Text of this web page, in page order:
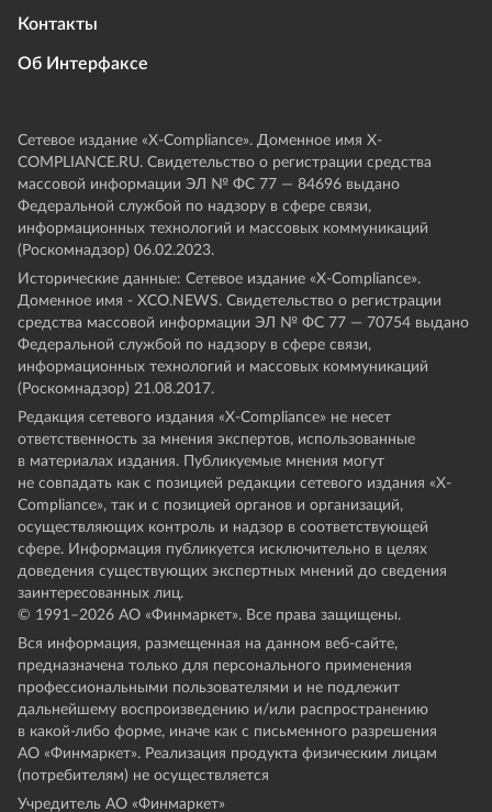
Контакты
Об Интерфаксе
Сетевое издание «Х-Compliance». Доменное имя X-
COMPLIANCE.RU. Свидетельство о регистрации средства
массовой информации ЭЛ № ФС 77 — 84696 выдано
Федеральной службой по надзору в сфере связи,
информационных технологий и массовых коммуникаций
(Роскомнадзор) 06.02.2023.
Исторические данные: Сетевое издание «Х-Compliance».
Доменное имя - XCO.NEWS. Свидетельство о регистрации
средства массовой информации ЭЛ № ФС 77 — 70754 выдано
Федеральной службой по надзору в сфере связи,
информационных технологий и массовых коммуникаций
(Роскомнадзор) 21.08.2017.
Редакция сетевого издания «X-Compliance» не несет
ответственность за мнения экспертов, использованные
в материалах издания. Публикуемые мнения могут
не совпадать как с позицией редакции сетевого издания «X-
Compliance», так и с позицией органов и организаций,
осуществляющих контроль и надзор в соответствующей
сфере. Информация публикуется исключительно в целях
доведения существующих экспертных мнений до сведения
заинтересованных лиц.
© 1991–2026 АО «Финмаркет». Все права защищены.
Вся информация, размещенная на данном веб-сайте,
предназначена только для персонального применения
профессиональными пользователями и не подлежит
дальнейшему воспроизведению и/или распространению
в какой-либо форме, иначе как с письменного разрешения
АО «Финмаркет». Реализация продукта физическим лицам
(потребителям) не осуществляется
Учредитель АО «Финмаркет»